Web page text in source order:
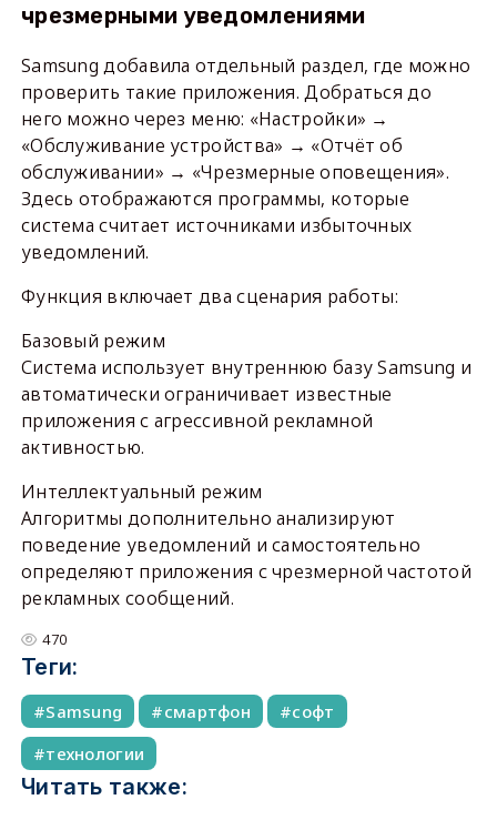
чрезмерными уведомлениями
Samsung добавила отдельный раздел, где можно
проверить такие приложения. Добраться до
него можно через меню: «Настройки» →
«Обслуживание устройства» → «Отчёт об
обслуживании» → «Чрезмерные оповещения».
Здесь отображаются программы, которые
система считает источниками избыточных
уведомлений.
Функция включает два сценария работы:
Базовый режим
Система использует внутреннюю базу Samsung и
автоматически ограничивает известные
приложения с агрессивной рекламной
активностью.
Интеллектуальный режим
Алгоритмы дополнительно анализируют
поведение уведомлений и самостоятельно
определяют приложения с чрезмерной частотой
рекламных сообщений.
470
Теги:
Samsung смартфон
софт
технологии
Читать также: